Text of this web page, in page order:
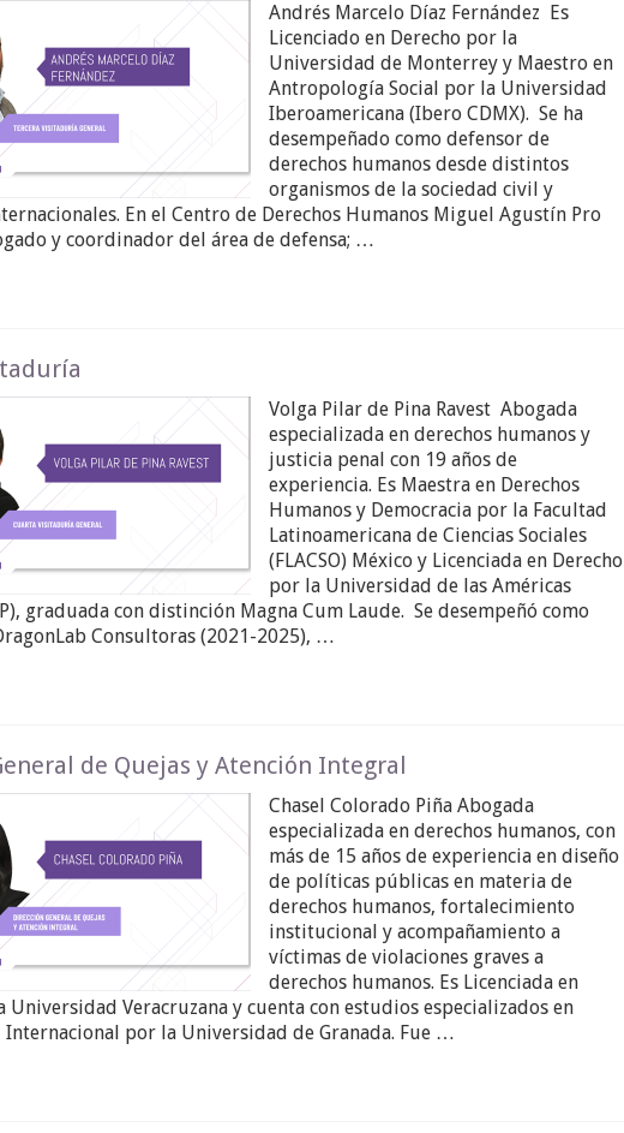
Andrés Marcelo Díaz Fernández Es
Licenciado en Derecho por la
Universidad de Monterrey y Maestro en
Antropología Social por la Universidad
Iberoamericana (Ibero CDMX). Se ha
desempeñado como defensor de
derechos humanos desde distintos
organismos de la sociedad civil y
En el Centro de Derechos Humanos Miguel Agustín Pro
y coordinador del área de defensa; …
Volga Pilar de Pina Ravest Abogada
especializada en derechos humanos y
justicia penal con 19 años de
experiencia. Es Maestra en Derechos
Humanos y Democracia por la Facultad
Latinoamericana de Ciencias Sociales
(FLACSO) México y Licenciada en Derecho
por la Universidad de las Américas
graduada con distinción Magna Cum Laude. Se desempeñó como
Consultoras (2021-2025), …
de Quejas y Atención Integral
Chasel Colorado Piña Abogada
especializada en derechos humanos, con
más de 15 años de experiencia en diseño
de políticas públicas en materia de
derechos humanos, fortalecimiento
institucional y acompañamiento a
víctimas de violaciones graves a
derechos humanos. Es Licenciada en
Universidad Veracruzana y cuenta con estudios especializados en
Internacional por la Universidad de Granada. Fue …